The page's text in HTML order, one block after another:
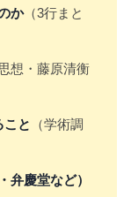
か（3行まと
想・藤原清衡
こと （学術調
弁慶堂など）